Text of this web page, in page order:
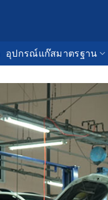
อุปกรณ์แก๊สมาตรฐาน